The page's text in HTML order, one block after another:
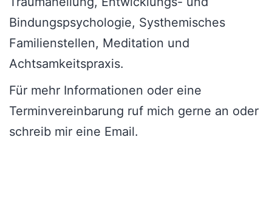
Bindungspsychologie, Systhemisches
Familienstellen, Meditation und
Achtsamkeitspraxis.
Für mehr Informationen oder eine
Terminvereinbarung ruf mich gerne an oder
schreib mir eine Email.